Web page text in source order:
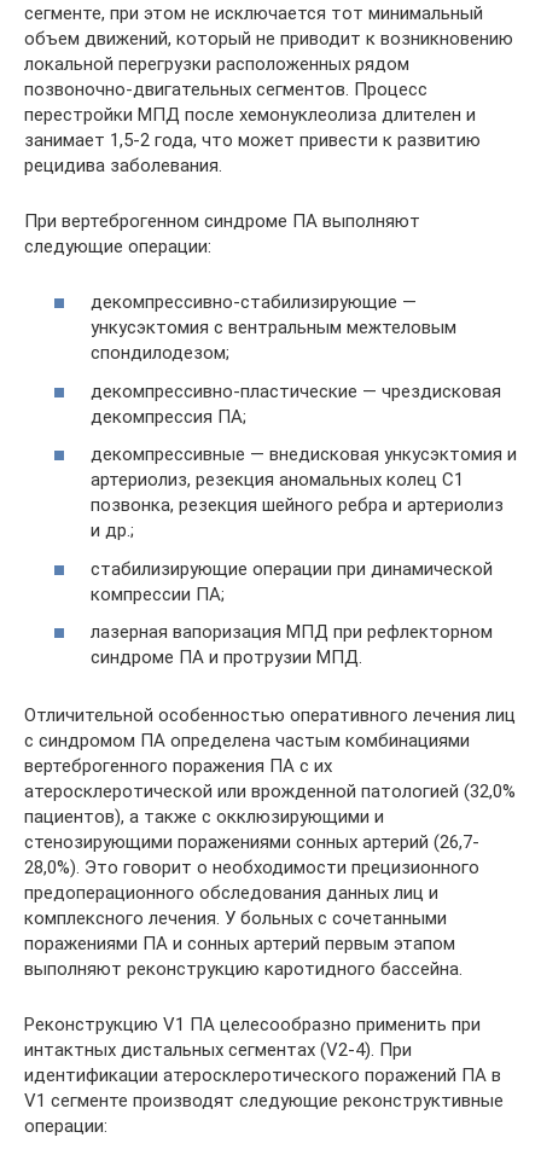
сегменте, при этом не исключается тот минимальный
объем движений, который не приводит к возникновению
ло­кальной перегрузки расположенных рядом
позвоночно-двигательных сегментов. Процесс
перестройки МПД после хемонуклеолиза длителен и
занимает 1,5-2 года, что может привес­ти к развитию
рецидива заболевания.
При вертеброгенном синдроме ПА выполняют
следующие операции:
декомпрессивно-стабилизирующие —
ункусэктомия с вентральным межтеловым
спондило­дезом;
декомпрессивно-пластические — чрездисковая
декомпрессия ПА;
декомпрессивные — внедисковая ункусэктомия и
артериолиз, резекция аномальных колец С1
позвонка, резекция шейного ребра и артериолиз
и др.;
стабилизирующие операции при динамической
компрессии ПА;
лазерная вапоризация МПД при рефлекторном
синдроме ПА и протрузии МПД.
Отличительной особенностью оперативного лечения лиц
с синдромом ПА определена частым комбинациями
вертеброгенного поражения ПА с их
атеросклеротической или врож­денной патологией (32,0%
пациентов), а также с окклюзирующими и
стенозирующими по­ражениями сонных артерий (26,7-
28,0%). Это говорит о необходимости прецизи­онного
предоперационного обследования данных лиц и
комплексного лечения. У больных с сочетанными
поражениями ПА и сонных артерий первым этапом
выполняют ре­конструкцию каротидного бассейна.
Реконструкцию V1 ПА целесообразно применить при
интактных дистальных сегмен­тах (V2-4). При
идентификации атеросклеротического поражений ПА в
V1 сегменте производят следующие реконструктивные
операции: